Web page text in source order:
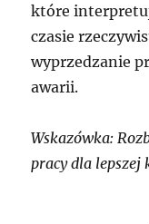
które
czasie
wyprzedzanie
awarii.
Wskazówka:
pracy dla lepszej